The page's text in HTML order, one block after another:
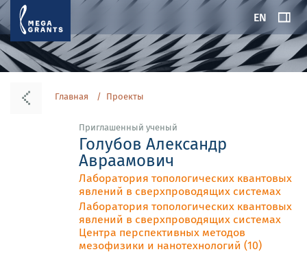
EN
Главная Проекты
Приглашенный ученый
Голубов Александр
Авраамович
Лаборатория топологических квантовых
явлений в сверхпроводящих системах
Лаборатория топологических квантовых
явлений в сверхпроводящих системах
Центра перспективных методов
мезофизики и нанотехнологий (10)